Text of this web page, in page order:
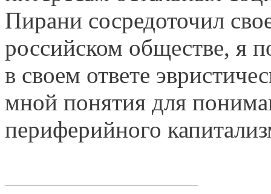
Пирани сосредоточил
российском обществе, я
в своем ответе
мной понятия для
периферийного